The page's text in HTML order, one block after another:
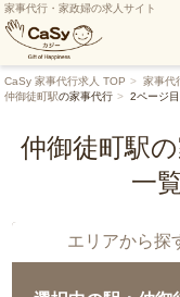
家事代行・家政婦の求人サイト
CaSy 家事代行求人 TOP 家事代
仲御徒町駅の家事代行 2ページ目
仲御徒町駅
一
エリアから探